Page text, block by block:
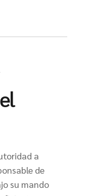
a
de
su mando